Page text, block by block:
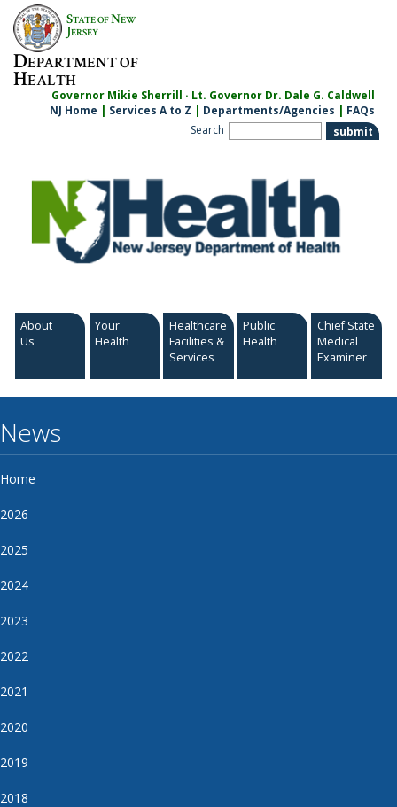
Skip
content
STATE OFNEW
JERSEY
DEPARTMENT OF
HEALTH
Governor Mikie Sherrill · Lt. Governor Dr. Dale G. Caldwell
NJ Home | Services A to Z | Departments/Agencies | FAQs
Search
About
Us
Your
Health
Healthcare
Facilities &
Services
Public
Health
Chief State
Medical
Examiner
News
Home
2026
2025
2024
2023
2022
2021
2020
2019
2018